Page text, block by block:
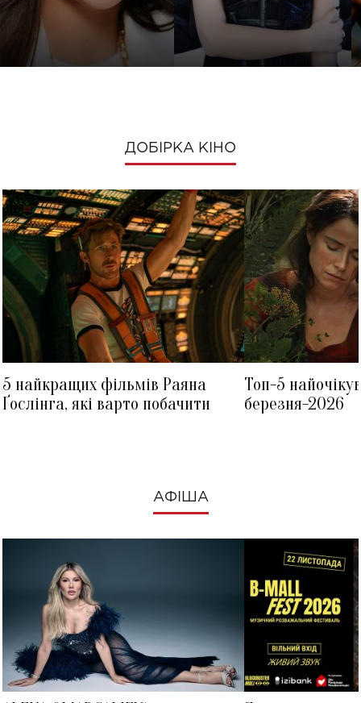
ДОБІРКА КІНО
5 найкращих фільмів Раяна
Ґослінга, які варто побачити
Топ-5
березня-2026
АФІША